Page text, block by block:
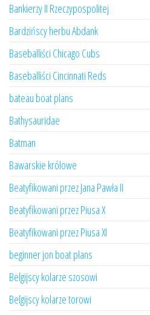
Bankierzy II Rzeczypospolitej
Bardzińscy herbu Abdank
Baseballiści Chicago Cubs
Baseballiści Cincinnati Reds
bateau boat plans
Bathysauridae
Batman
Bawarskie królowe
Beatyfikowani przez Jana Pawła II
Beatyfikowani przez Piusa X
Beatyfikowani przez Piusa XI
beginner jon boat plans
Belgijscy kolarze szosowi
Belgijscy kolarze torowi